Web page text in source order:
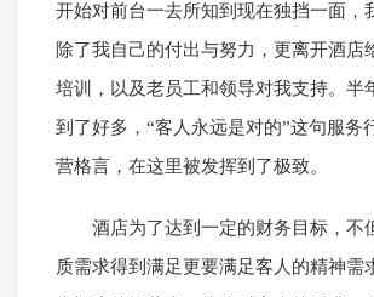
开始对前台一去所知到现在独挡一面，
除了我自己的付出与努力，更离开酒店
培训，以及老员工和领导对我支持。半
到了好多，“客人永远是对的”这句服务
营格言，在这里被发挥到了极致。
酒店为了达到一定的财务目标，不
质需求得到满足更要满足客人的精神需